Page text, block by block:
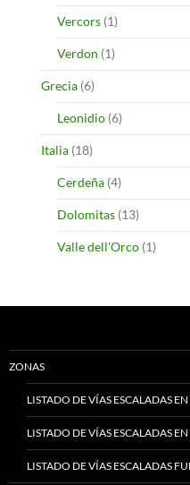
Vercors (1)
Verdon (1)
Grecia (6)
Leonidio (6)
Italia (18)
Cerdeña (4)
Dolomitas (13)
Valle dell'Orco (1)
ZONAS
LISTADO DE VÍAS ESCALADAS
LISTADO DE VÍAS ESCALADAS
LISTADO DE VÍAS ESCALADAS